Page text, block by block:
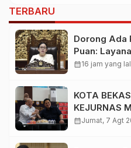
TERBARU
Dorong Ada
Puan:
Kehilangan
calendar_month16 jam yang
KOTA
KEJURNAS
calendar_monthJumat, 7 Agt